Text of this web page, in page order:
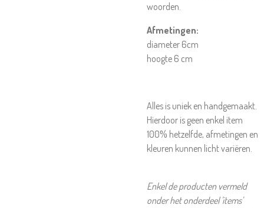
woorden.
Afmetingen:
diameter 6cm
hoogte 6 cm
Alles is uniek en handgemaakt.
Hierdoor is geen enkel item
100% hetzelfde, afmetingen en
kleuren kunnen licht variëren.
Enkel de producten vermeld
onder het onderdeel 'items'